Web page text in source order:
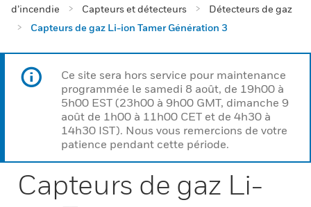
d’incendie
Capteurs et détecteurs
Détecteurs de gaz
Capteurs de gaz Li-ion Tamer Génération 3
Ce site sera hors service pour maintenance
programmée le samedi 8 août, de 19h00 à
5h00 EST (23h00 à 9h00 GMT, dimanche 9
août de 1h00 à 11h00 CET et de 4h30 à
14h30 IST). Nous vous remercions de votre
patience pendant cette période.
Capteurs de gaz Li-